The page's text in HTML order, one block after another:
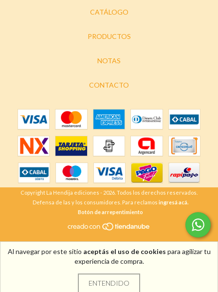
Al navegar por este sitio aceptás el uso de cookies para agilizar tu
experiencia de compra.
ENTENDIDO
CATÁLOGO
PRODUCTOS
NOTAS
CONTACTO
Copyright La Hendija ediciones - 2026. Todos los derechos reservados.
Defensa de las y los consumidores. Para reclamos ingresá acá.
Botón de arrepentimiento